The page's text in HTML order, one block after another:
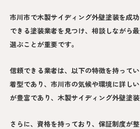
市川市で木製サイディング外壁塗装を成
できる塗装業者を見つけ、相談しながら
選ぶことが重要です。
信頼できる業者は、以下の特徴を持って
着型であり、市川市の気候や環境に詳し
が豊富であり、木製サイディング外壁塗装
さらに、資格を持っており、保証制度が